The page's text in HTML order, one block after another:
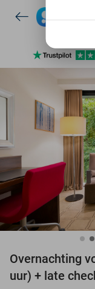
Overnachting
uur) + late